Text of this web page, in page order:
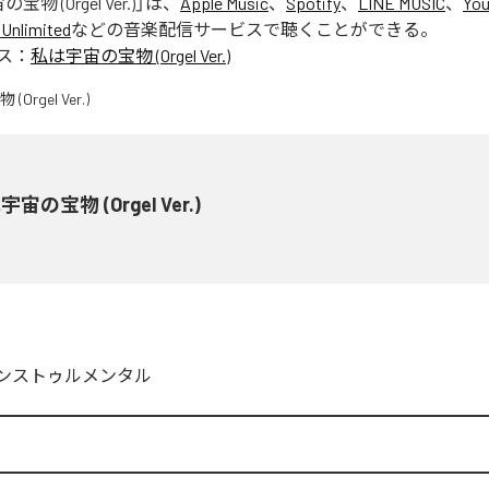
などの音楽配信サービスで聴くことができる。
： 私は宇宙の宝物 (Orgel Ver.)
宙の宝物 (Orgel Ver.)
ストゥルメンタル